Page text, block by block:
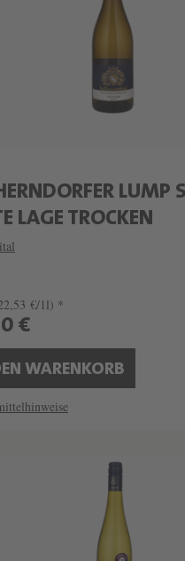
LUMP
LAGE TROCKEN
€/1l) *
€
WARENKORB